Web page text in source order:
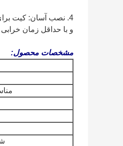
4. نصب آسان: کیت
و با حداقل زمان خرابی
مشخصات محصول: